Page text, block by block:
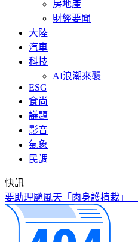
房地產
財經要聞
大陸
汽車
科技
AI浪潮來襲
ESG
食尚
議題
影音
氣象
民調
快訊
要助理颱風天「肉身護植栽」